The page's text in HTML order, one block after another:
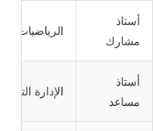
أستاذ
مشارك
الرياضيات
أستاذ
مساعد
الإدارة